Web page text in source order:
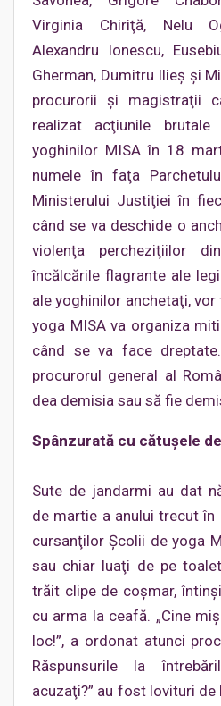
Virginia Chiriţă, Nelu
Alexandru Ionescu,
Gherman, Dumitru Ilieş şi
procurorii şi magistraţii
realizat acţiunile brutale
yoghinilor MISA în 18
numele în faţa
Ministerului Justiţiei în
când se va deschide o
violenţa percheziţiilor
încălcările flagrante ale
ale yoghinilor anchetaţi,
yoga MISA va organiza
când se va face
procurorul general al
dea demisia sau să fie
Spânzurată cu cătuşele
Sute de jandarmi au dat
de martie a anului trecut
cursanţilor Şcolii de yoga
sau chiar luaţi de pe
trăit clipe de coşmar,
cu arma la ceafă. „Cine
loc!”, a ordonat atunci
Răspunsurile la
acuzaţi?” au fost lovituri